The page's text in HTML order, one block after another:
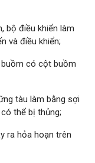
bộ điều khiển làm
và điều khiển;
có cột buồm
tàu làm bằng sợi
thể bị thủng;
ra hỏa hoạn trên